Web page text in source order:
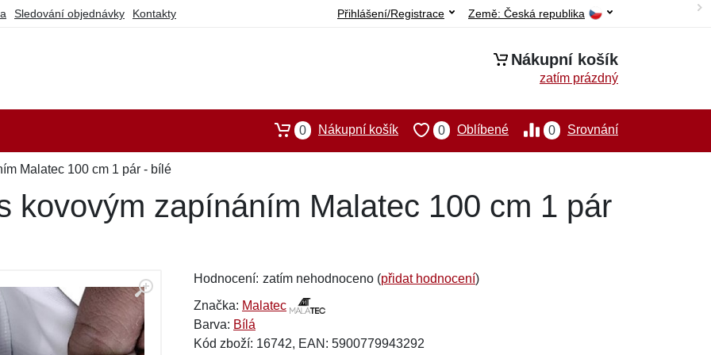
Sledování objednávky Kontakty Země: Česká republika
Přihlášení/Registrace
Nákupní košík
zatím prázdný
0 Srovnání
0 Oblíbené
0 Nákupní košík
Malatec 100 cm 1 pár - bílé
kovovým zapínáním Malatec 100 cm 1 pár
Hodnocení: zatím nehodnoceno (přidat hodnocení)
Značka: Malatec
Barva: Bílá
Kód zboží: 16742, EAN: 5900779943292